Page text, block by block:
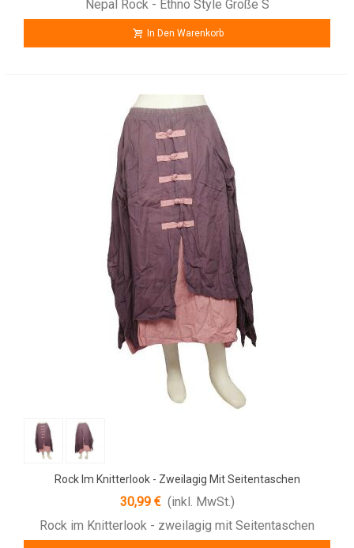
Nepal Rock - Ethno Style Größe S
In Den Warenkorb
Rock Im Knitterlook - Zweilagig Mit Seitentaschen
30,99 € (inkl. MwSt.)
Rock im Knitterlook - zweilagig mit Seitentaschen